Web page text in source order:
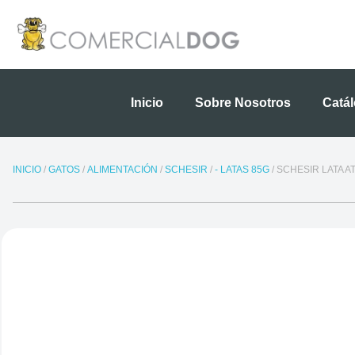
contenido
Inicio Sobre Nosotros
INICIO / GATOS / ALIMENTACIÓN / SCHESIR / - LATAS 85G / SCHESIR LATA